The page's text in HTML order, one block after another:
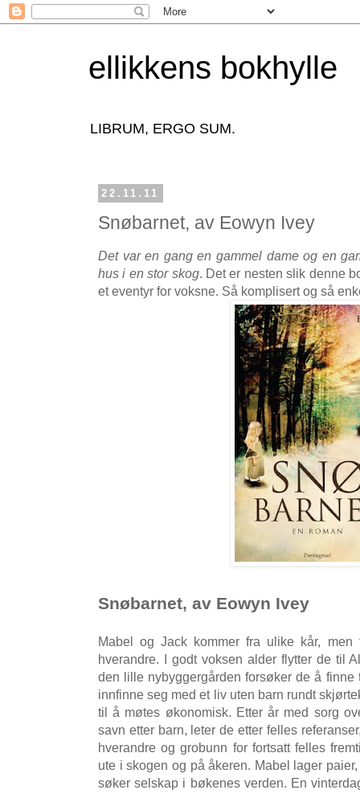
ellikkens bokhylle
LIBRUM, ERGO SUM.
22.11.11
Snøbarnet, av Eowyn Ivey
Det var en gang en gammel dame og en
hus i en stor skog. Det er nesten slik denne
et eventyr for voksne. Så komplisert og så
Snøbarnet, av Eowyn Ivey
Mabel og Jack kommer fra ulike kår,
hverandre. I godt voksen alder flytter de til
den lille nybyggergården forsøker de å
innfinne seg med et liv uten barn rundt
til å møtes økonomisk. Etter år med sorg
savn etter barn, leter de etter felles
hverandre og grobunn for fortsatt felles
ute i skogen og på åkeren. Mabel lager
søker selskap i bøkenes verden. En